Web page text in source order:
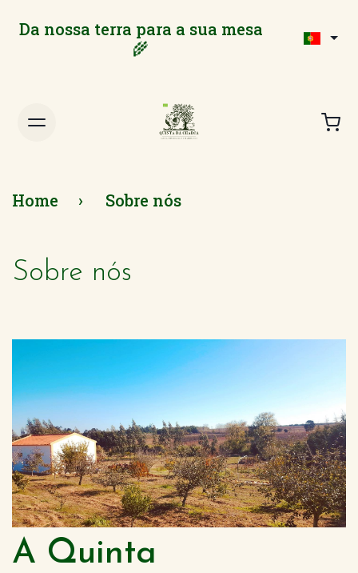
Da nossa terra para a sua mesa
🌾
Home Sobre nós
Sobre nós
A Quinta